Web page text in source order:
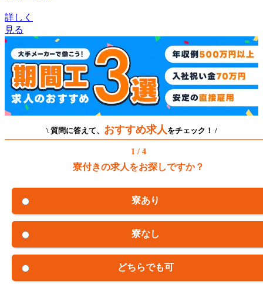
詳しく
見る
\ 質問に答えて、 おすすめ求人 をチェック！ /
1 / 4
寮付きの求人をお探しですか？
寮あり
寮なし
どちらでも可